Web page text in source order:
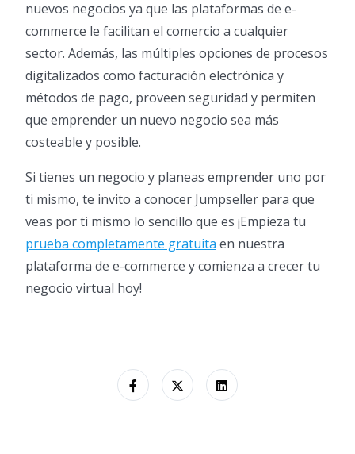
nuevos negocios ya que las plataformas de e-
commerce le facilitan el comercio a cualquier
sector. Además, las múltiples opciones de procesos
digitalizados como facturación electrónica y
métodos de pago, proveen seguridad y permiten
que emprender un nuevo negocio sea más
costeable y posible.
Si tienes un negocio y planeas emprender uno por
ti mismo, te invito a conocer Jumpseller para que
veas por ti mismo lo sencillo que es ¡Empieza tu
prueba completamente gratuita en nuestra
plataforma de e-commerce y comienza a crecer tu
negocio virtual hoy!